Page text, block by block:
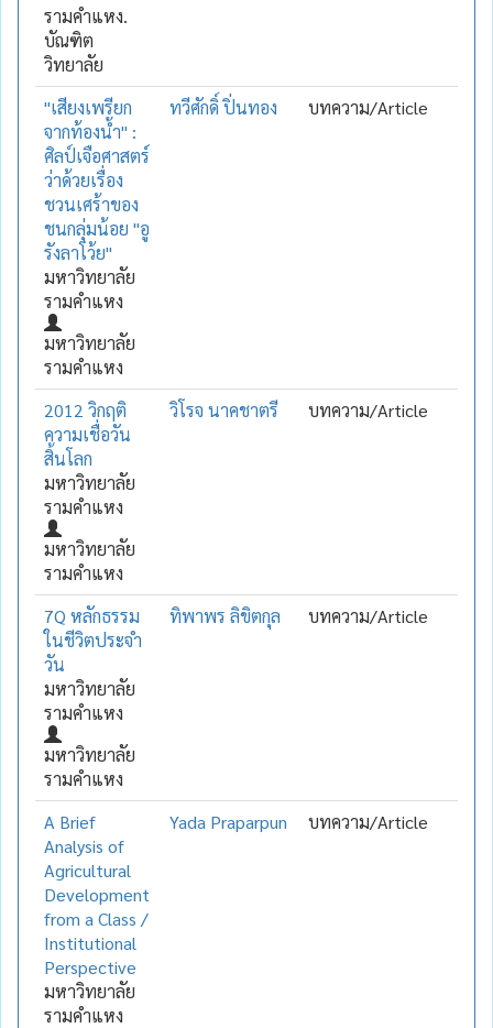
รามคำแหง.
บัณฑิต
วิทยาลัย
"เสียงเพรียก
จากท้องน้ำ" :
ศิลป์เจือศาสตร์
ว่าด้วยเรื่อง
ชวนเศร้าของ
ชนกลุ่มน้อย "อู
รังลาโว้ย"
มหาวิทยาลัย
รามคำแหง
มหาวิทยาลัย
รามคำแหง
ทวีศักดิ์ ปิ่นทอง บทความ/Article
2012 วิกฤติ
ความเชื่อวัน
สิ้นโลก
มหาวิทยาลัย
รามคำแหง
มหาวิทยาลัย
รามคำแหง
วิโรจ นาคชาตรี บทความ/Article
7Q หลักธรรม
ในชีวิตประจำ
วัน
มหาวิทยาลัย
รามคำแหง
มหาวิทยาลัย
รามคำแหง
ทิพาพร ลิขิตกุล บทความ/Article
A Brief
Analysis of
Agricultural
Development
from a Class /
Institutional
Perspective
มหาวิทยาลัย
รามคำแหง
Yada Praparpun บทความ/Article